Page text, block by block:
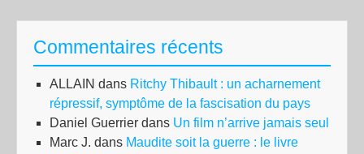
Commentaires récents
ALLAIN dans Ritchy Thibault : un acharnement
répressif, symptôme de la fascisation du pays
Daniel Guerrier dans Un film n’arrive jamais seul
Marc J. dans Maudite soit la guerre : le livre